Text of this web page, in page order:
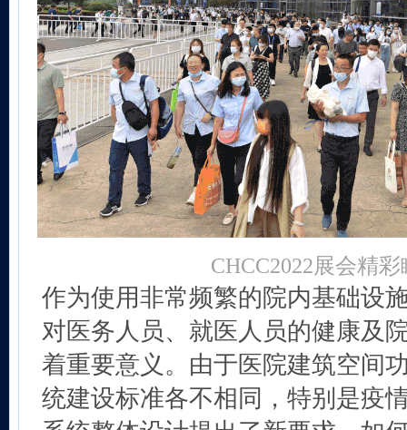
CHCC2022展会精彩
作为使用非常频繁的院内基础设
对医务人员、就医人员的健康及
着重要意义。由于医院建筑空间
统建设标准各不相同，特别是疫